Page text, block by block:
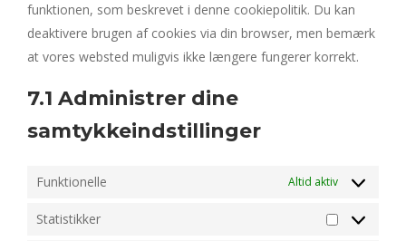
funktionen, som beskrevet i denne cookiepolitik. Du kan
deaktivere brugen af ​​cookies via din browser, men bemærk
at vores websted muligvis ikke længere fungerer korrekt.
7.1 Administrer dine
samtykkeindstillinger
Funktionelle Altid aktiv
Statistikker
Statistikker